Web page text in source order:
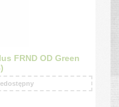
FRND OD Green